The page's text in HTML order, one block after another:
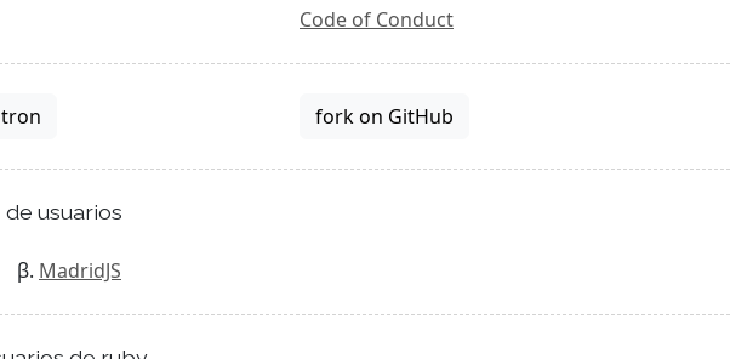
Code of Conduct
fork on GitHub
usuarios
MadridJS